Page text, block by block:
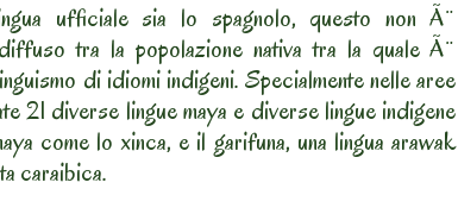
ufficiale sia lo spagnolo, questo non Ã¨
tra la popolazione nativa tra la quale Ã¨
di idiomi indigeni. Specialmente nelle aree
21 diverse lingue maya e diverse lingue indigene
come lo xinca, e il garifuna, una lingua arawak
caraibica.